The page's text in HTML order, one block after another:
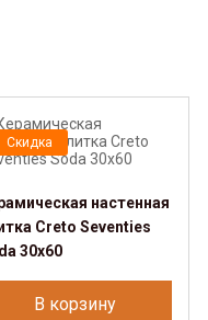
Скидка
настенная
Creto Seventies
30х60
В корзину